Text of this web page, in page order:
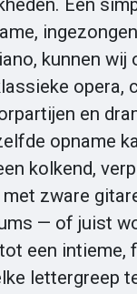
kunnen wij
opera,
en
opname
kolkend,
zware
— of juist
een intieme,
lettergreep